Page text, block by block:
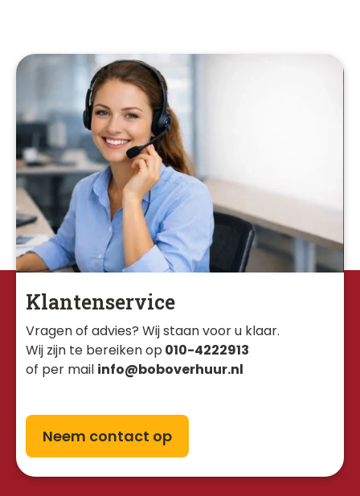
Klantenservice
Vragen of advies? Wij staan voor u klaar.
Wij zijn te bereiken op 010-4222913
of per mail info@boboverhuur.nl
Neem contact op